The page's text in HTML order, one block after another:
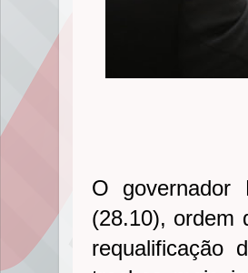
O governador
(28.10), ordem